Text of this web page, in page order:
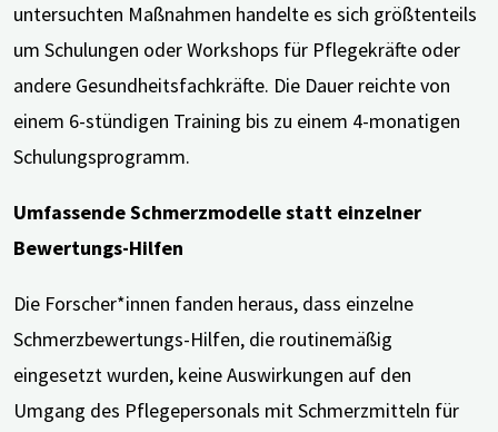
untersuchten Maßnahmen handelte es sich größtenteils
um Schulungen oder Workshops für Pflegekräfte oder
andere Gesundheitsfachkräfte. Die Dauer reichte von
einem 6-stündigen Training bis zu einem 4-monatigen
Schulungsprogramm.
Umfassende Schmerzmodelle statt einzelner
Bewertungs-Hilfen
Die Forscher*innen fanden heraus, dass einzelne
Schmerzbewertungs-Hilfen, die routinemäßig
eingesetzt wurden, keine Auswirkungen auf den
Umgang des Pflegepersonals mit Schmerzmitteln für